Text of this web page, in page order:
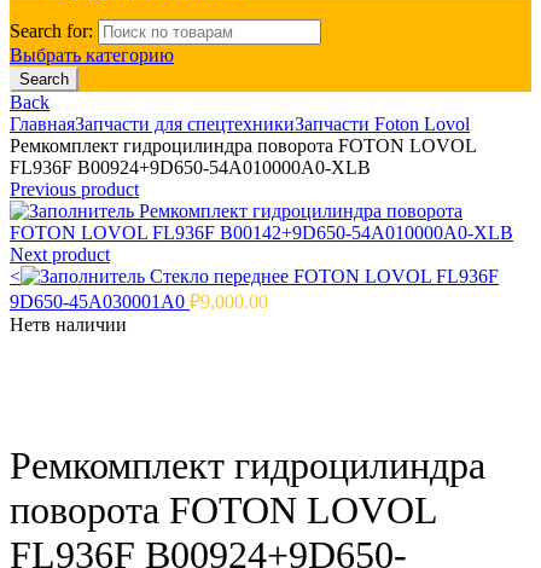
Search for:
Выбрать категорию
Search
Back
ГлавнаяЗапчасти для спецтехникиЗапчасти Foton Lovol
Ремкомплект гидроцилиндра поворота FOTON LOVOL
FL936F B00924+9D650-54A010000A0-XLB
Previous product
Ремкомплект гидроцилиндра поворота
FOTON LOVOL FL936F B00142+9D650-54A010000A0-XLB
Next product
<
Стекло переднее FOTON LOVOL FL936F
9D650-45A030001A0 ₽9,000.00
Нетв наличии
Ремкомплект гидроцилиндра
поворота FOTON LOVOL
FL936F B00924+9D650-